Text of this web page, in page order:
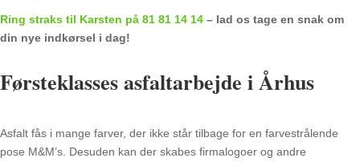
Ring straks til Karsten på 81 81 14 14 – lad os tage en snak om
din nye indkørsel i dag!
Førsteklasses asfaltarbejde i Århus
Asfalt fås i mange farver, der ikke står tilbage for en farvestrålende
pose M&M’s. Desuden kan der skabes firmalogoer og andre